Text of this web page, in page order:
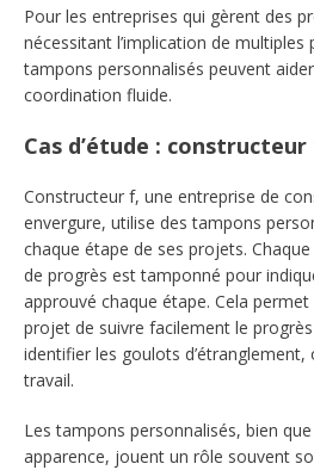
Pour les entreprises qui gèrent des
nécessitant l’implication de multiples
tampons personnalisés peuvent
coordination fluide.
Cas d’étude :
Constructeur f, une entreprise de
envergure, utilise des tampons
chaque étape de ses projets.
de progrès est tamponné pour
approuvé chaque étape. Cela permet
projet de suivre facilement le
identifier les goulots
travail.
Les tampons personnalisés, bien
apparence, jouent un rôle souvent